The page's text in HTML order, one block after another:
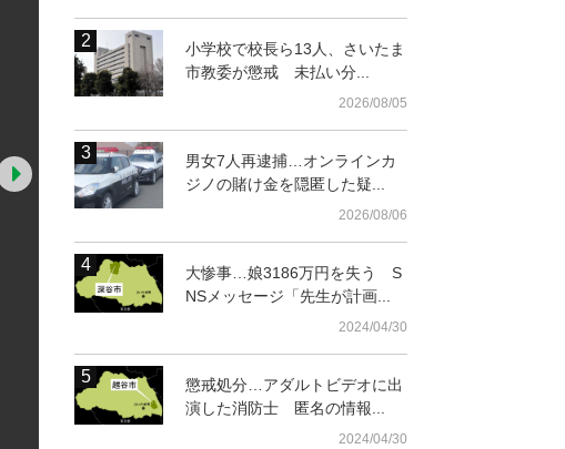
の外壁に展示されている「武蔵野皮トンビ」＝14日午後、所沢市東所沢和田の角川武
小学校で校長ら13人、さいたま
市教委が懲戒 未払い分...
2026/08/05
男女7人再逮捕…オンラインカ
ジノの賭け金を隠匿した疑...
2026/08/06
大惨事…娘3186万円を失う S
NSメッセージ「先生が計画...
2024/04/30
懲戒処分…アダルトビデオに出
演した消防士 匿名の情報...
2024/04/30